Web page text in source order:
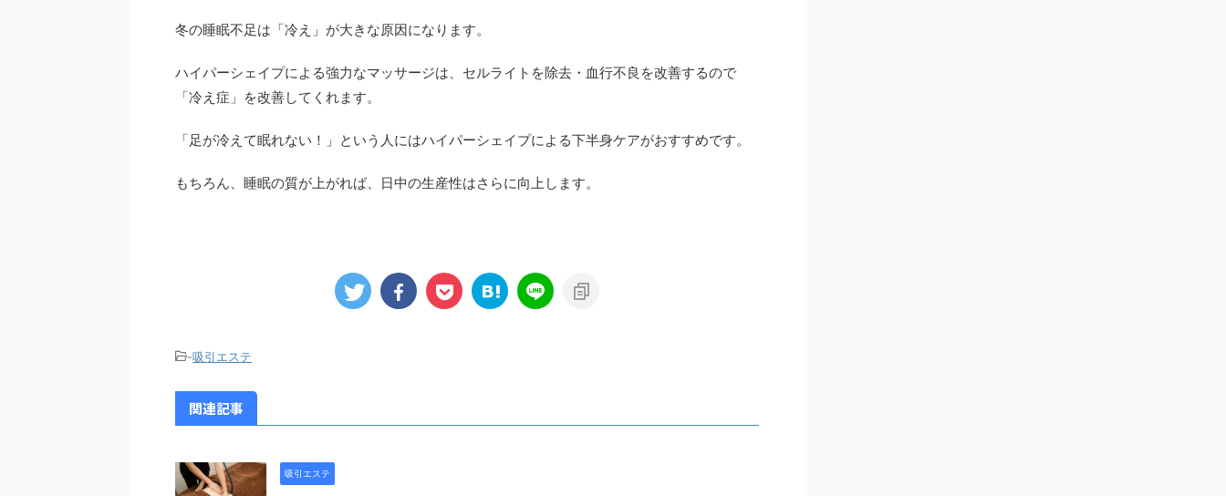
冬の睡眠不足は「冷え」が大きな原因になります。
ハイパーシェイプによる強力なマッサージは、セルライトを除去・血行不良を改善するので
「冷え症」を改善してくれます。
「足が冷えて眠れない！」という人にはハイパーシェイプによる下半身ケアがおすすめです。
もちろん、睡眠の質が上がれば、日中の生産性はさらに向上します。
-吸引エステ
関連記事
吸引エステ